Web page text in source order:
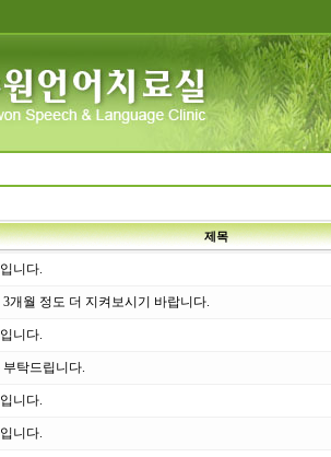
제목
니다.
3개월 정도 더 지켜보시기 바랍니다.
니다.
부탁드립니다.
니다.
니다.